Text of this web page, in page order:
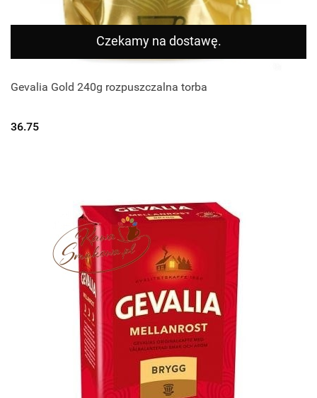
Czekamy na dostawę.
Gevalia Gold 240g rozpuszczalna torba
36.75